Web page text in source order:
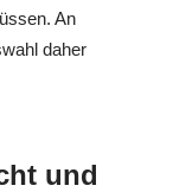
An
daher
und